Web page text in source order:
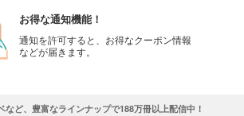
お得な通知機能！
通知を許可すると、お得なクーポン情報
などが届きます。
など、豊富なラインナップで188万冊以上配信中！